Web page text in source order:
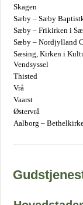
Skagen
Sæby – Sæby
Sæby – Frikirken i
Sæby – Nordjylland
Sæsing, Kirken i
Vendsyssel
Thisted
Vrå
Vaarst
Østervrå
Aalborg –